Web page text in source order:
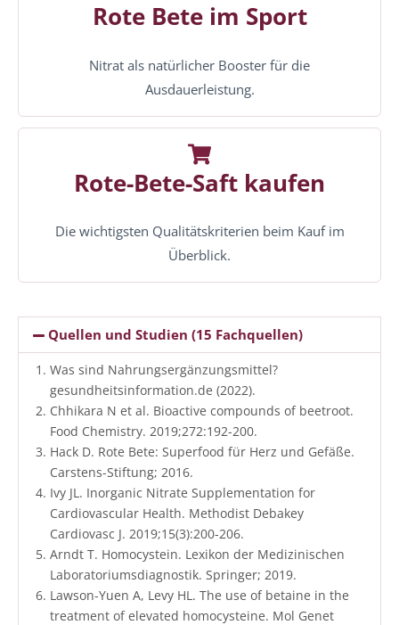
Rote Bete im Sport
Nitrat als natürlicher Booster für die
Ausdauerleistung.
Rote-Bete-Saft kaufen
Die wichtigsten Qualitätskriterien beim Kauf im
Überblick.
Quellen und Studien (15 Fachquellen)
Was sind Nahrungsergänzungsmittel?
gesundheitsinformation.de (2022).
Chhikara N et al. Bioactive compounds of beetroot.
Food Chemistry. 2019;272:192-200.
Hack D. Rote Bete: Superfood für Herz und Gefäße.
Carstens-Stiftung; 2016.
Ivy JL. Inorganic Nitrate Supplementation for
Cardiovascular Health. Methodist Debakey
Cardiovasc J. 2019;15(3):200-206.
Arndt T. Homocystein. Lexikon der Medizinischen
Laboratoriumsdiagnostik. Springer; 2019.
Lawson-Yuen A, Levy HL. The use of betaine in the
treatment of elevated homocysteine. Mol Genet